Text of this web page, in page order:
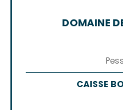
DOMAINE
CAISSE